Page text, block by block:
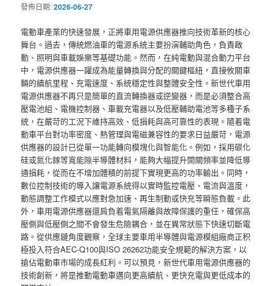
發佈日期:2026-06-27
電動車產業的快速發展，正將車用電源供應器推向技術革新的核心
舞台。過去，傳統燃油車的電源系統主要扮演輔助角色，負責啟
動、照明與車載娛樂等基礎功能。然而，在純電動與混合動力平台
中，電源供應器一躍成為能量轉換與分配的關鍵樞紐，直接攸關車
輛的續航里程、充電速度、系統穩定性與整體安全性。新世代車用
電源供應器不再只是簡單的直流轉換器或逆變器，而是必須整合高
壓電池組、電機控制器、車載充電器以及低壓輔助電池等多種子系
統，在嚴苛的工況下維持高效、低損耗與高可靠性的表現。隨着電
動車平台對功率密度、熱管理與電磁兼容性的要求日益嚴苛，電源
供應器的設計已從單一功能轉向模塊化與智能化。例如，採用碳化
硅或氮化鎵等寬能隙半導體材料，能夠大幅提升開關頻率並降低導
通損耗，從而在不增加體積的前提下實現更高的功率輸出。同時，
數位控制技術的導入讓電源系統得以實時監控電壓、電流與溫度，
動態調整工作模式以應對急加速、再生制動或快充等瞬態負載。此
外，車用電源供應器還肩負着電氣隔離與故障保護的重任，確保高
壓側與低壓側之間不會發生危險耦合，並在異常狀態下快速切斷電
路。從供應鏈角度觀察，全球主要車用半導體與電源模組廠商正积
極投入符合AEC-Q100與ISO 26262功能安全規範的解決方案，以
搶佔電動車市場的成長紅利。可以預見，新世代車用電源供應器的
技術創新，將是推動電動車邁向更高續航、更快充電與更低成本的